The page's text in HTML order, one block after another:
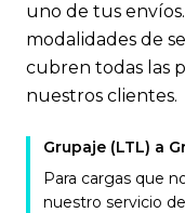
uno de tus
modalidades de
cubren todas las
nuestros clientes.
Grupaje (LTL) a
Para cargas que
nuestro servicio